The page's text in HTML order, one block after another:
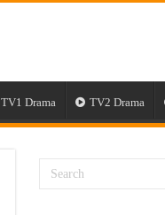
TV1 Drama TV2 Drama